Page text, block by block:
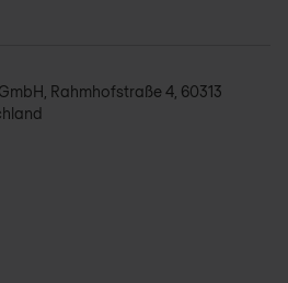
Rahmhofstraße 4, 60313